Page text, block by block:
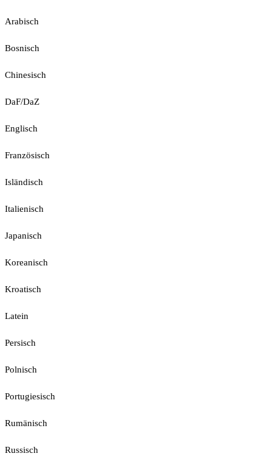
Arabisch
Bosnisch
Chinesisch
DaF/DaZ
Englisch
Französisch
Isländisch
Italienisch
Japanisch
Koreanisch
Kroatisch
Latein
Persisch
Polnisch
Portugiesisch
Rumänisch
Russisch